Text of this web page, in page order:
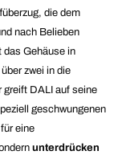
die dem
nach Belieben
das Gehäuse in
zwei in die
greift DALI auf seine
geschwungenen
eine
unterdrücken